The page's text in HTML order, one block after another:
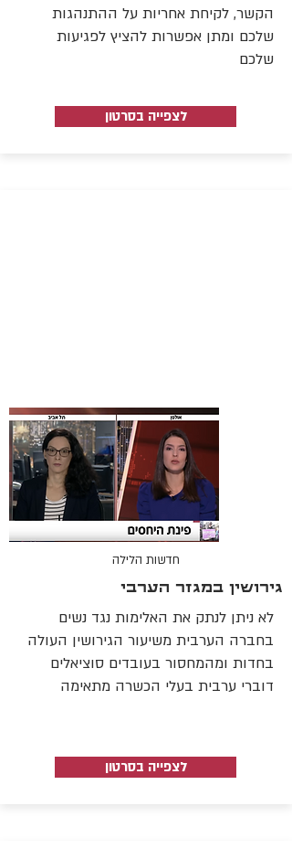
הקשר, לקיחת אחריות על ההתנהגות
שלכם ומתן אפשרות להציץ לפגיעות
שלכם
לצפייה בסרטון
חדשות הלילה
גירושין במגזר הערבי
לא ניתן לנתק את האלימות נגד נשים
בחברה הערבית משיעור הגירושין העולה
בחדות ומהמחסור בעובדים סוציאלים
דוברי ערבית בעלי הכשרה מתאימה
לצפייה בסרטון